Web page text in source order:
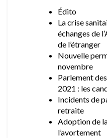
Édito
La crise
échanges de
de l’étranger
Nouvelle
novembre
Parlement
2021 : les
Incidents de
retraite
Adoption de
l’avortement